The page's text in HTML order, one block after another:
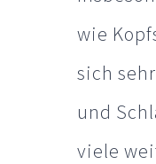
wie
sich
und
viele